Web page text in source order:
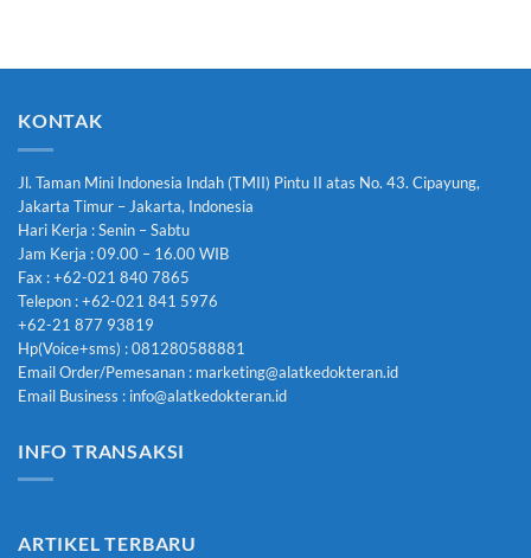
KONTAK
Jl. Taman Mini Indonesia Indah (TMII) Pintu II atas No. 43. Cipayung,
Jakarta Timur – Jakarta, Indonesia
Hari Kerja : Senin – Sabtu
Jam Kerja : 09.00 – 16.00 WIB
Fax : +62-021 840 7865
Telepon : +62-021 841 5976
+62-21 877 93819
Hp(Voice+sms) : 081280588881
Email Order/Pemesanan : marketing@alatkedokteran.id
Email Business : info@alatkedokteran.id
INFO TRANSAKSI
ARTIKEL TERBARU